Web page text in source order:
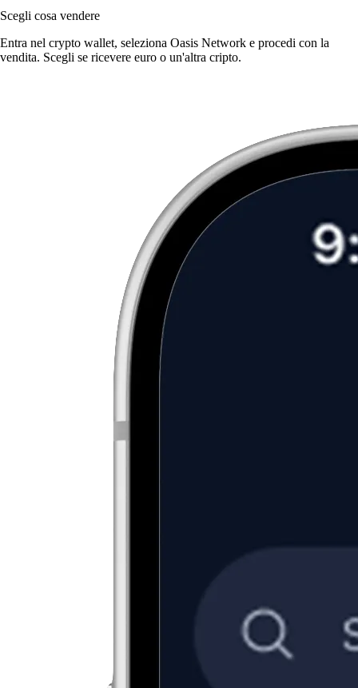
Scegli cosa vendere
Entra nel crypto wallet, seleziona Oasis Network e procedi con la
vendita. Scegli se ricevere euro o un'altra cripto.